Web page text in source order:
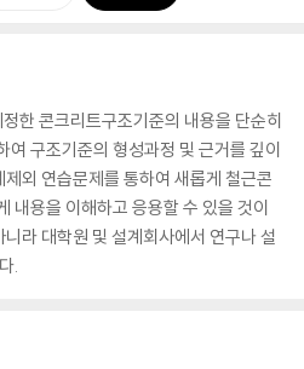
한 콘크리트구조기준의 내용을 단순히
여 구조기준의 형성과정 및 근거를 깊이
외 연습문제를 통하여 새롭게 철근콘
내용을 이해하고 응용할 수 있을 것이
라 대학원 및 설계회사에서 연구나 설
.